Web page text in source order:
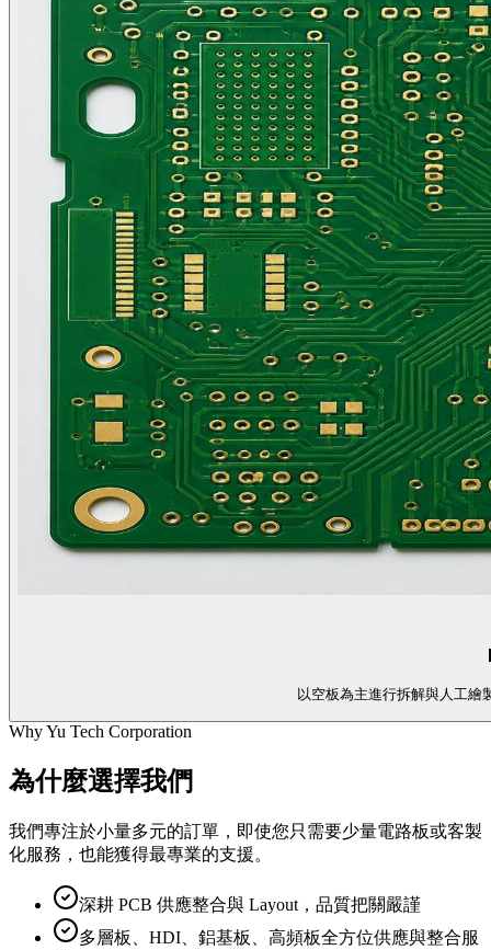
以空板為主進行拆解與人工繪
Why Yu Tech Corporation
為什麼選擇我們
我們專注於小量多元的訂單，即使您只需要少量電路板或客製
化服務，也能獲得最專業的支援。
深耕 PCB 供應整合與 Layout，品質把關嚴謹
多層板、HDI、鋁基板、高頻板全方位供應與整合服